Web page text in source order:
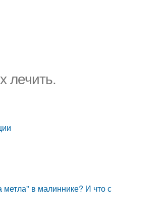
лечить.
в малиннике? И что с